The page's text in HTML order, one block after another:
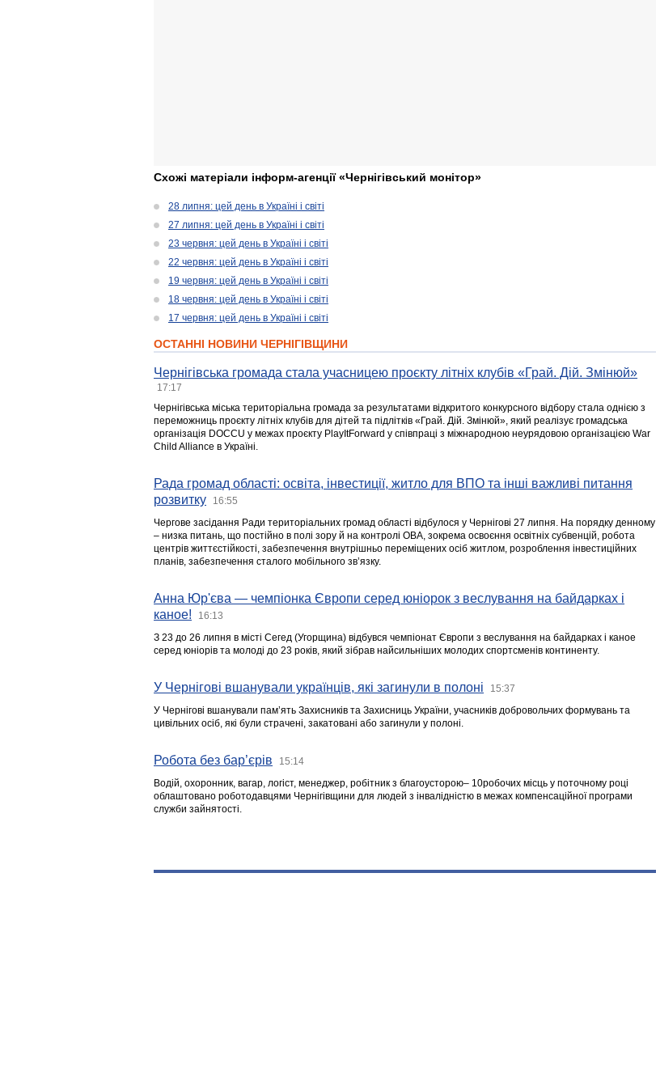
Схожі матеріали інформ-агенції «Чернігівський монітор»
28 липня: цей день в Україні і світі
27 липня: цей день в Україні і світі
23 червня: цей день в Україні і світі
22 червня: цей день в Україні і світі
19 червня: цей день в Україні і світі
18 червня: цей день в Україні і світі
17 червня: цей день в Україні і світі
ОСТАННІ НОВИНИ ЧЕРНІГІВЩИНИ
Чернігівська громада стала учасницею проєкту літніх клубів «Грай. Дій. Змінюй»
17:17
Чернігівська міська територіальна громада за результатами відкритого конкурсного відбору стала однією з
переможниць проєкту літніх клубів для дітей та підлітків «Грай. Дій. Змінюй», який реалізує громадська
організація DOCCU у межах проєкту PlayItForward у співпраці з міжнародною неурядовою організацією War
Child Alliance в Україні.
Рада громад області: освіта, інвестиції, житло для ВПО та інші важливі питання
розвитку
16:55
Чергове засідання Ради територіальних громад області відбулося у Чернігові 27 липня. На порядку денному
– низка питань, що постійно в полі зору й на контролі ОВА, зокрема освоєння освітніх субвенцій, робота
центрів життєстійкості, забезпечення внутрішньо переміщених осіб житлом, розроблення інвестиційних
планів, забезпечення сталого мобільного зв’язку.
Анна Юр'єва — чемпіонка Європи серед юніорок з веслування на байдарках і
каное!
16:13
З 23 до 26 липня в місті Сегед (Угорщина) відбувся чемпіонат Європи з веслування на байдарках і каное
серед юніорів та молоді до 23 років, який зібрав найсильніших молодих спортсменів континенту.
У Чернігові вшанували українців, які загинули в полоні 15:37
У Чернігові вшанували пам’ять Захисників та Захисниць України, учасників добровольчих формувань та
цивільних осіб, які були страчені, закатовані або загинули у полоні.
Робота без бар’єрів 15:14
Водій, охоронник, вагар, логіст, менеджер, робітник з благоусторою– 10робочих місць у поточному році
облаштовано роботодавцями Чернігівщини для людей з інвалідністю в межах компенсаційної програми
служби зайнятості.